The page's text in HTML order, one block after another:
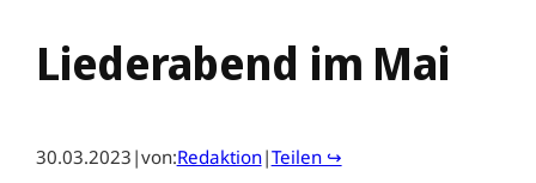
Liederabend im Mai
30.03.2023 |von:Redaktion|Teilen ↪